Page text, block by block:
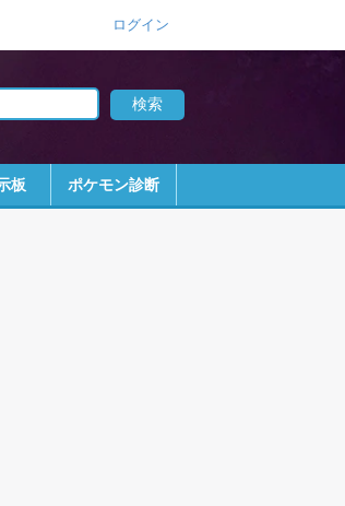
ログイン
板 ポケモン診断